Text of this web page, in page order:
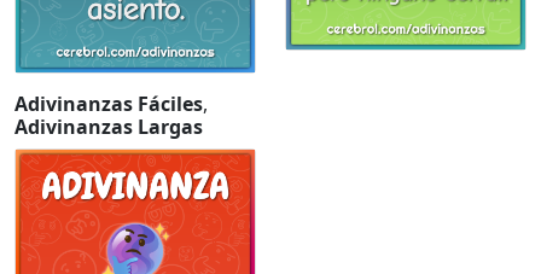
Adivinanzas Fáciles,
Adivinanzas Largas